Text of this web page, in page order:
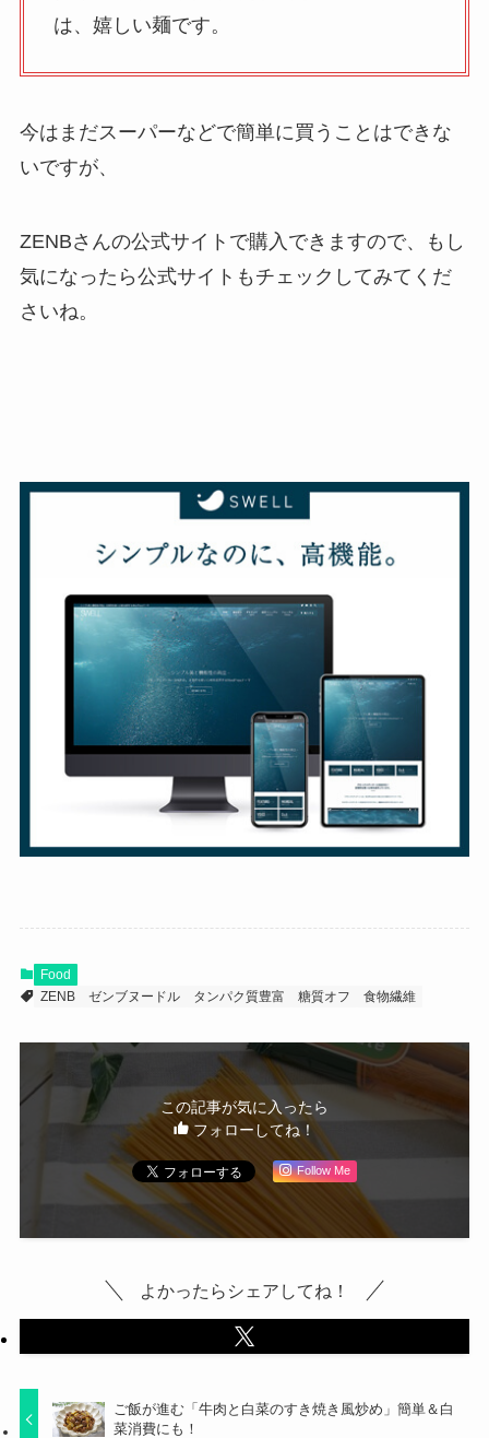
は、嬉しい麺です。
今はまだスーパーなどで簡単に買うことはできな
いですが、
ZENBさんの公式サイトで購入できますので、もし
気になったら公式サイトもチェックしてみてくだ
さいね。
Food
ZENB
ゼンブヌードル タンパク質豊富 糖質オフ 食物繊維
この記事が気に入ったら
フォローしてね！
Follow Me
よかったらシェアしてね！
ご飯が進む「牛肉と白菜のすき焼き風炒め」簡単＆白
菜消費にも！